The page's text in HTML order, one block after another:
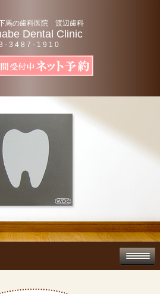
馬の歯科医院 渡辺歯科
Dental Clinic
3487-1910